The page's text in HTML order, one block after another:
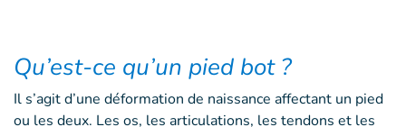
Qu’est-ce qu’un pied bot ?
Il s’agit d’une déformation de naissance affectant un pied
ou les deux. Les os, les articulations, les tendons et les